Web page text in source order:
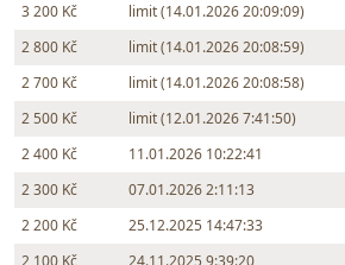
3 200 Kč
limit (14.01.2026 20:09:09)
2 800 Kč
limit (14.01.2026 20:08:59)
2 700 Kč
limit (14.01.2026 20:08:58)
2 500 Kč
limit (12.01.2026 7:41:50)
2 400 Kč
11.01.2026 10:22:41
2 300 Kč
07.01.2026 2:11:13
2 200 Kč
25.12.2025 14:47:33